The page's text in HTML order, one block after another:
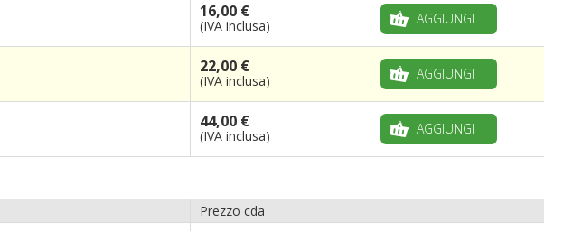
16,00 €
(IVA inclusa) AGGIUNGI
22,00 €
(IVA inclusa) AGGIUNGI
44,00 €
(IVA inclusa) AGGIUNGI
Prezzo cda